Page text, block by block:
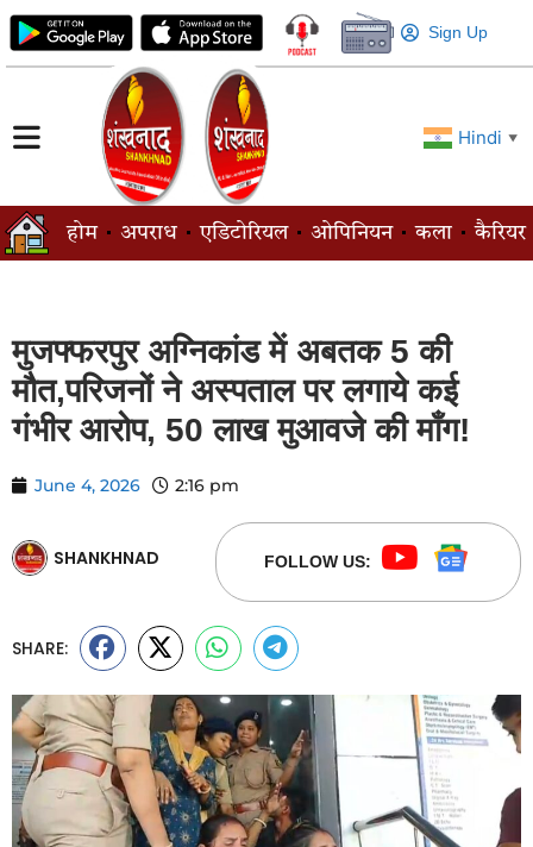
Sign Up
Hindi ▼
होम अपराध एडिटोरियल ओपिनियन कला कैरियर
मुजफ्फरपुर अग्निकांड में अबतक 5 की
मौत,परिजनों ने अस्पताल पर लगाये कई
गंभीर आरोप, 50 लाख मुआवजे की माँग!
June 4, 2026 2:16 pm
SHANKHNAD FOLLOW US:
SHARE: